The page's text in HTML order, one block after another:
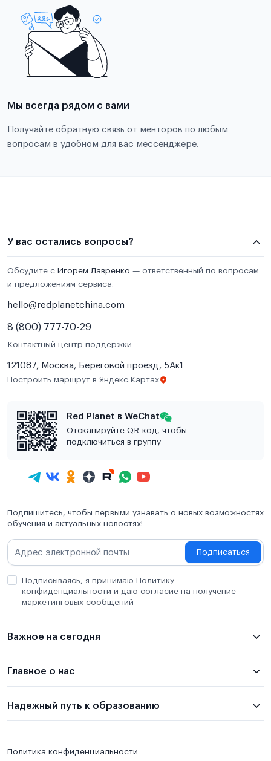
Мы всегда рядом с вами
Получайте обратную связь от менторов по любым
вопросам в удобном для вас мессенджере.
У вас остались вопросы?
Обсудите с Игорем Лавренко — ответственный по вопросам
и предложениям сервиса.
hello@redplanetchina.com
8 (800) 777-70-29
Контактный центр поддержки
121087, Москва, Береговой проезд, 5Ак1
Построить маршрут в Яндекс.Картах
Red Planet в WeChat
Отсканируйте QR-код, чтобы
подключиться в группу
Подпишитесь, чтобы первыми узнавать о новых возможностях
обучения и актуальных новостях!
Подписаться
Подписываясь, я принимаю Политику
конфиденциальности и даю согласие на получение
маркетинговых сообщений
Важное на сегодня
Главное о нас
Надежный путь к образованию
Политика конфиденциальности